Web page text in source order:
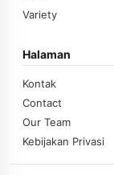
Variety
Halaman
Kontak
Contact
Our Team
Kebijakan Privasi